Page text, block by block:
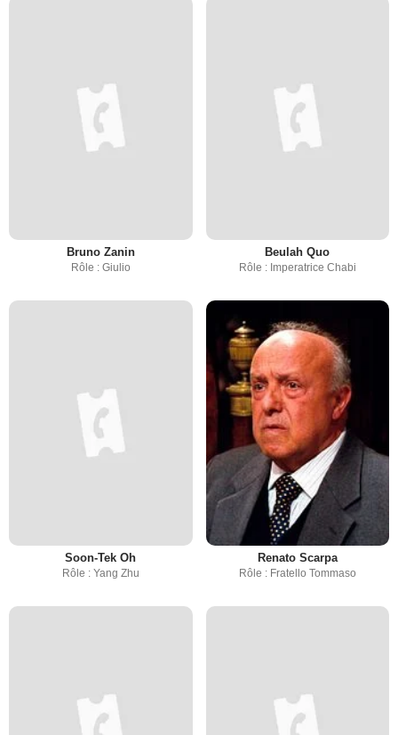
Bruno Zanin
Rôle : Giulio
Beulah Quo
Rôle : Imperatrice Chabi
Soon-Tek Oh
Rôle : Yang Zhu
Renato Scarpa
Rôle : Fratello Tommaso